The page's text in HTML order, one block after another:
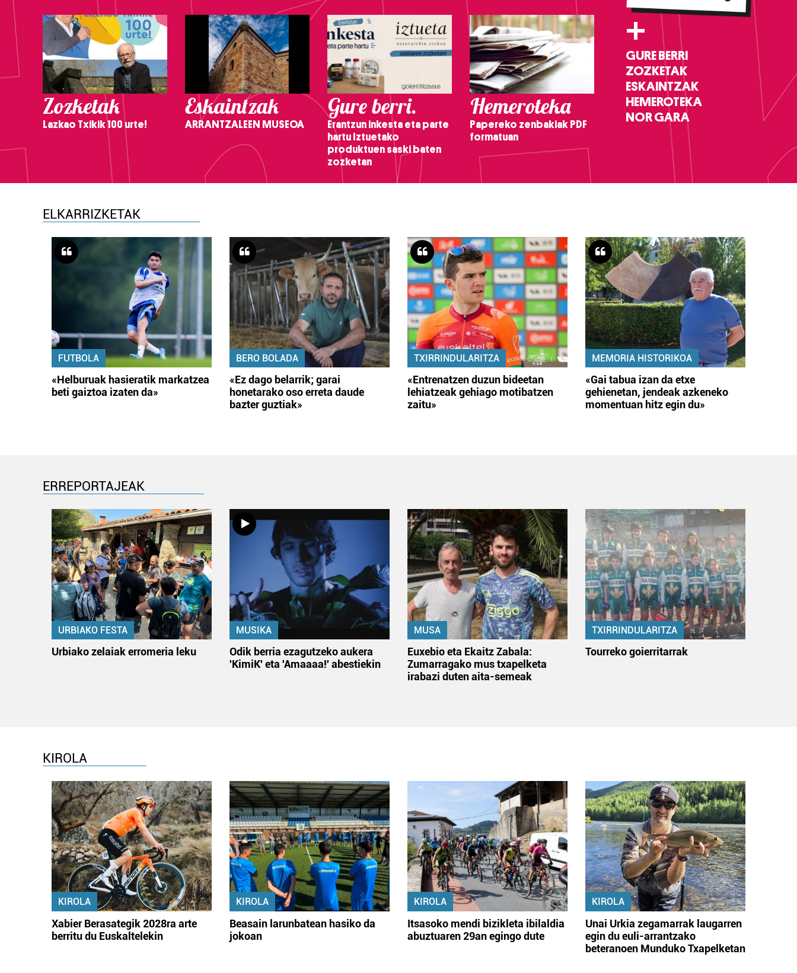
Zozketak
Lazkao Txikik 100 urte!
Eskaintzak
ARRANTZALEEN MUSEOA
Gure berri.
Erantzun inkesta eta parte
hartu Iztuetako
produktuen saski baten
zozketan
Hemeroteka
Papereko zenbakiak PDF
formatuan
+
GURE BERRI
ZOZKETAK
ESKAINTZAK
HEMEROTEKA
NOR GARA
ELKARRIZKETAK
FUTBOLA
«Helburuak hasieratik markatzea
beti gaiztoa izaten da»
BERO BOLADA
«Ez dago belarrik; garai
honetarako oso erreta daude
bazter guztiak»
TXIRRINDULARITZA
«Entrenatzen duzun bideetan
lehiatzeak gehiago motibatzen
zaitu»
MEMORIA HISTORIKOA
«Gai tabua izan da etxe
gehienetan, jendeak azkeneko
momentuan hitz egin du»
ERREPORTAJEAK
URBIAKO FESTA
Urbiako zelaiak erromeria leku
MUSIKA
Odik berria ezagutzeko aukera
'KimiK' eta 'Amaaaa!' abestiekin
MUSA
Euxebio eta Ekaitz Zabala:
Zumarragako mus txapelketa
irabazi duten aita-semeak
TXIRRINDULARITZA
Tourreko goierritarrak
KIROLA
KIROLA
Xabier Berasategik 2028ra arte
berritu du Euskaltelekin
KIROLA
Beasain larunbatean hasiko da
jokoan
KIROLA
Itsasoko mendi bizikleta ibilaldia
abuztuaren 29an egingo dute
KIROLA
Unai Urkia zegamarrak laugarren
egin du euli-arrantzako
beteranoen Munduko Txapelketan